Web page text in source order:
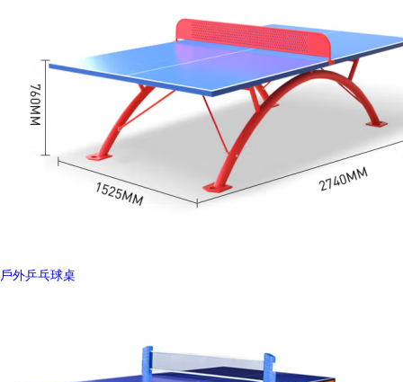
戶外乒乓球桌